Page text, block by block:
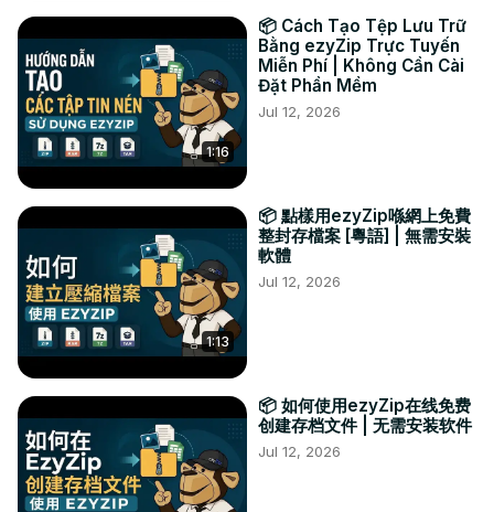
1:16
📦 Cách Tạo Tệp Lưu Trữ
Bằng ezyZip Trực Tuyến
Miễn Phí | Không Cần Cài
Đặt Phần Mềm
Jul 12, 2026
1:13
📦 點樣用ezyZip喺網上免費
整封存檔案 [粵語] | 無需安裝
軟體
Jul 12, 2026
📦 如何使用ezyZip在线免费
创建存档文件 | 无需安装软件
Jul 12, 2026